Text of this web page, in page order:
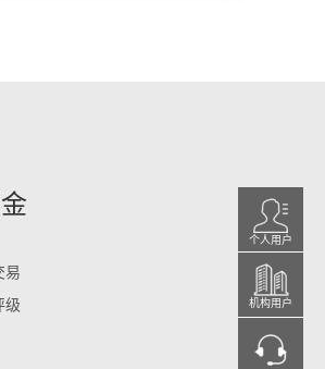
易
级
个人用户
机构用户